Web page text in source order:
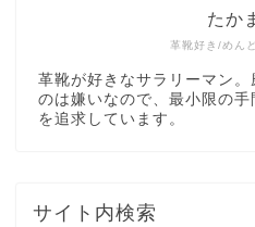
革靴好き/めん
たか
革靴が好きなサラリーマン
のは嫌いなので、最小限の
を追求しています。
サイト内検索